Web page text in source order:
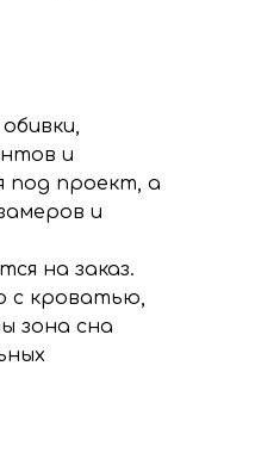
и
под проект, а
и
на заказ.
с кроватью,
зона сна